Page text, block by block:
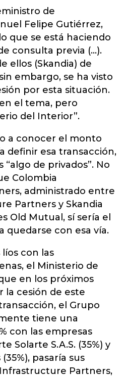
de
Felipe Gutiérrez,
que se está haciendo
consulta previa (...).
ellos (Skandia) de
embargo, se ha visto
por esta situación.
el tema, pero
del Interior”.
a conocer el monto
definir esa transacción,
de privados”. No
Colombia
administrado entre
Partners y Skandia
Old Mutual, sí sería el
quedarse con esa vía.
con las
el Ministerio de
en los próximos
la cesión de este
el Grupo
tiene una
con las empresas
Solarte S.A.S. (35%) y
pasaría sus
Partners,